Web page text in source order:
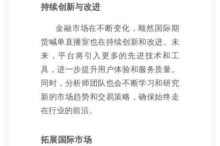
持续创新与改进
金融市场在不断变化，顺然国际期
货喊单直播室也在持续创新和改进。未
来，平台将引入更多的先进技术和工
具，进一步提升用户体验和服务质量。
同时，分析师团队也会不断学习和研究
新的市场趋势和交易策略，确保始终走
在行业的前沿。
拓展国际市场